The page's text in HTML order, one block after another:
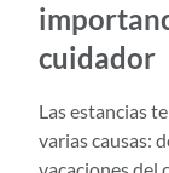
cuidador
Las estancias
varias causas: